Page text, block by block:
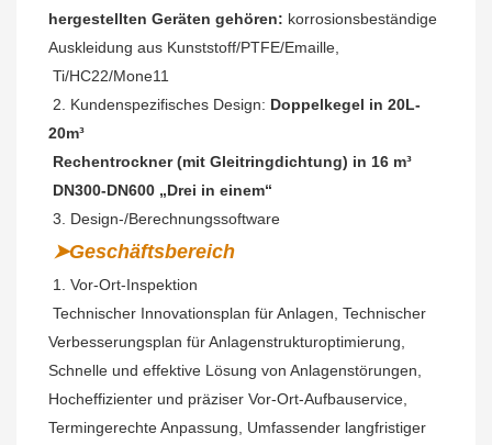
hergestellten Geräten gehören: korrosionsbeständige
Auskleidung aus Kunststoff/PTFE/Emaille,
Ti/HC22/Mone11
2. Kundenspezifisches Design: Doppelkegel in 20L-
20m³
Rechentrockner (mit Gleitringdichtung) in 16 m³
DN300-DN600 „Drei in einem“
3. Design-/Berechnungssoftware
➤Geschäftsbereich
1. Vor-Ort-Inspektion
Technischer Innovationsplan für Anlagen, Technischer
Verbesserungsplan für Anlagenstrukturoptimierung,
Schnelle und effektive Lösung von Anlagenstörungen,
Hocheffizienter und präziser Vor-Ort-Aufbauservice,
Termingerechte Anpassung, Umfassender langfristiger